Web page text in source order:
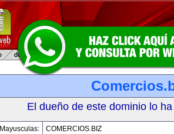
El dueño de este dominio lo
Mayusculas:
COMERCIOS.BIZ